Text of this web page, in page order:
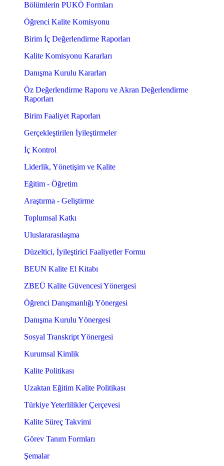
Bölümlerin PUKÖ Formları
Öğrenci Kalite Komisyonu
Birim İç Değerlendirme Raporları
Kalite Komisyonu Kararları
Danışma Kurulu Kararları
Öz Değerlendirme Raporu ve Akran Değerlendirme
Raporları
Birim Faaliyet Raporları
Gerçekleştirilen İyileştirmeler
İç Kontrol
Liderlik, Yönetişim ve Kalite
Eğitim - Öğretim
Araştırma - Geliştirme
Toplumsal Katkı
Uluslararasılaşma
Düzeltici, İyileştirici Faaliyetler Formu
BEUN Kalite El Kitabı
ZBEÜ Kalite Güvencesi Yönergesi
Öğrenci Danışmanlığı Yönergesi
Danışma Kurulu Yönergesi
Sosyal Transkript Yönergesi
Kurumsal Kimlik
Kalite Politikası
Uzaktan Eğitim Kalite Politikası
Türkiye Yeterlilikler Çerçevesi
Kalite Süreç Takvimi
Görev Tanım Formları
Şemalar